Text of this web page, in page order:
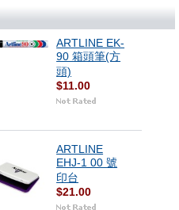
ARTLINE EK-
90 箱頭筆(方
頭)
$11.00
ARTLINE
EHJ-1 00 號
印台
$21.00